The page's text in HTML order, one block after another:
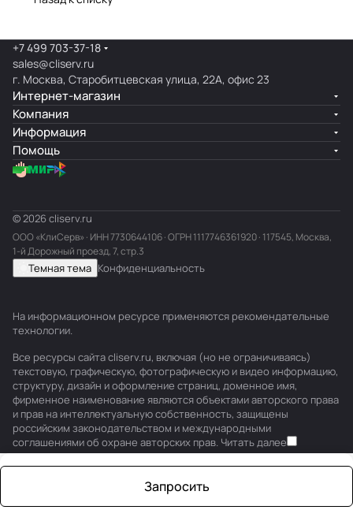
Запросить
+7 499 703-37-18
sales@cliserv.ru
г. Москва, Старобитцевская улица, 22А, офис 23
Интернет-магазин
Компания
Информация
Помощь
© 2026 cliserv.ru
ООО «КлиСерв» · ИНН7730644106· ОГРН 1117746361920 · 117545, Москва,
1-й Дорожный проезд, 7, стр.3
Темная тема Конфиденциальность
На информационном ресурсе применяются рекомендательные
технологии.
Все ресурсы сайта cliserv.ru, включая (но не ограничиваясь)
текстовую, графическую, фотографическую и видео информацию,
структуру, дизайн и оформление страниц, доменное имя,
фирменное наименование являются объектами авторского права
и прав на интеллектуальную собственность, защищены
российским законодательством и международными
соглашениями об охране авторских прав. Читать далее